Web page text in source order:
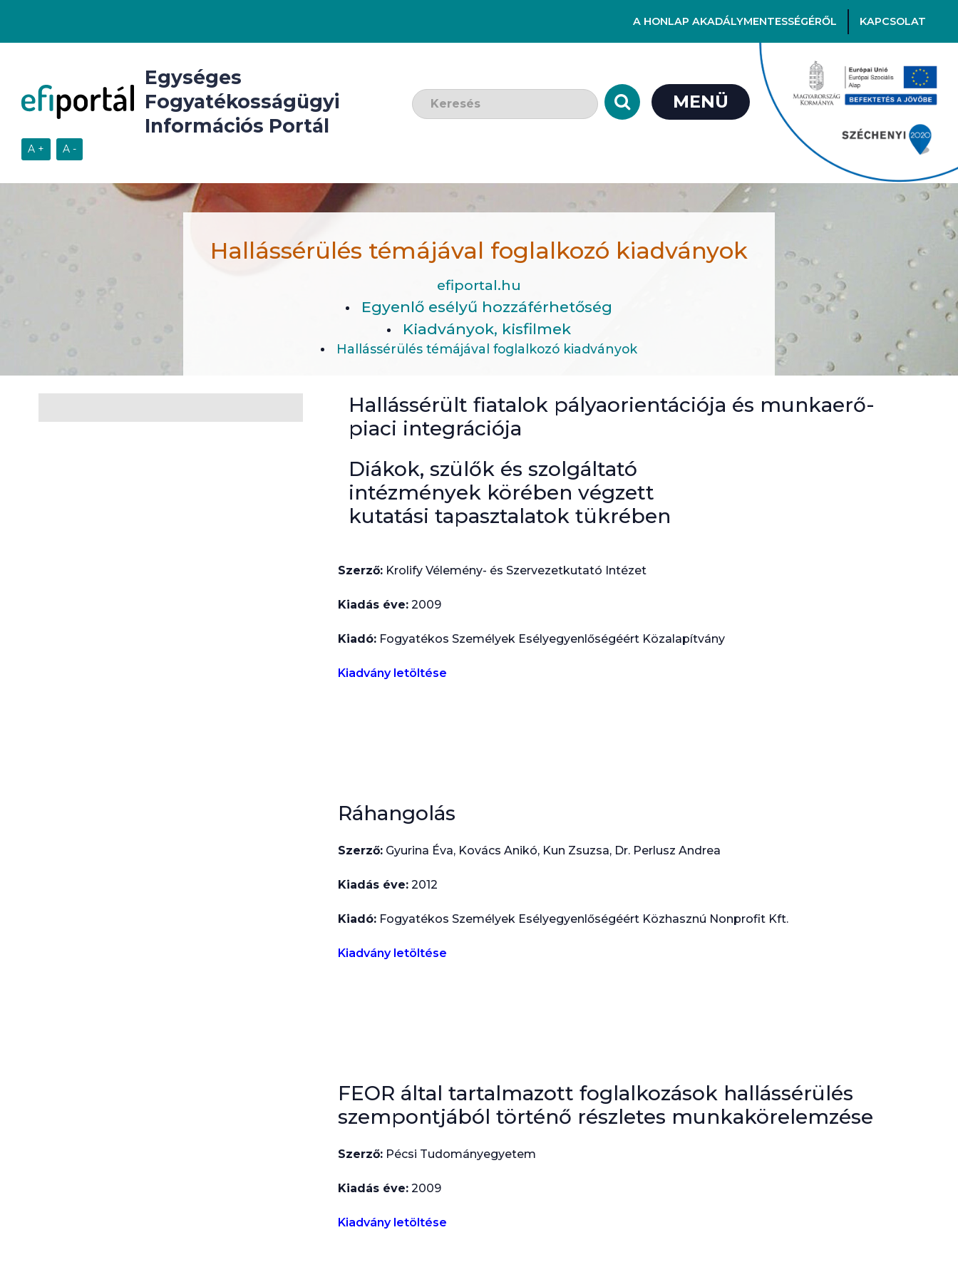
A HONLAP AKADÁLYMENTESSÉGÉRŐL KAPCSOLAT
Egységes
Fogyatékosságügyi
Információs Portál
Keresendő szó: MENÜ
Hallássérülés témájával foglalkozó kiadványok
efiportal.hu
Egyenlő esélyű hozzáférhetőség
Kiadványok, kisfilmek
Hallássérülés témájával foglalkozó kiadványok
Hallássérült fiatalok pályaorientációja és munkaerő-
piaci integrációja
Diákok, szülők és szolgáltató
intézmények körében végzett
kutatási tapasztalatok tükrében
Szerző: Krolify Vélemény- és Szervezetkutató Intézet
Kiadás éve: 2009
Kiadó: Fogyatékos Személyek Esélyegyenlőségéért Közalapítvány
Kiadvány letöltése
Ráhangolás
Szerző: Gyurina Éva, Kovács Anikó, Kun Zsuzsa, Dr. Perlusz Andrea
Kiadás éve: 2012
Kiadó: Fogyatékos Személyek Esélyegyenlőségéért Közhasznú Nonprofit Kft.
Kiadvány letöltése
FEOR által tartalmazott foglalkozások hallássérülés
szempontjából történő részletes munkakörelemzése
Szerző: Pécsi Tudományegyetem
Kiadás éve: 2009
Kiadvány letöltése